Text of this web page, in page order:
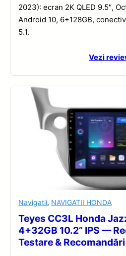
2023): ecran 2K QLED 9.5″,
Android 10, 6+128GB,
5.1.
Vezi
Navigatii, NAVIGATII HONDA
Teyes CC3L Honda
4+32GB 10.2” IPS —
Testare & Recomandări